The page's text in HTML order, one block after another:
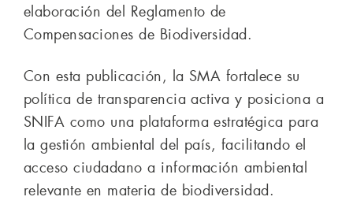
elaboración del Reglamento de
Compensaciones de Biodiversidad.
Con esta publicación, la SMA fortalece su
política de transparencia activa y posiciona a
SNIFA como una plataforma estratégica para
la gestión ambiental del país, facilitando el
acceso ciudadano a información ambiental
relevante en materia de biodiversidad.